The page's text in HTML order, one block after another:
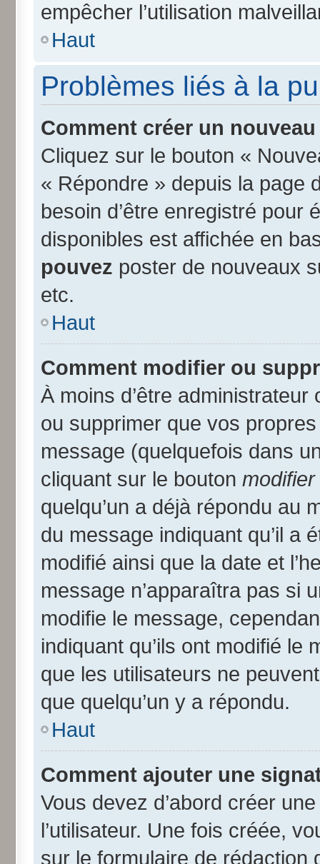
empêcher l’utilisation
Haut
Problèmes liés à la
Comment créer un
Cliquez sur le bouton «
« Répondre » depuis la page
besoin d’être enregistré pour
disponibles est affichée en
pouvez poster de nouveaux
etc.
Haut
Comment modifier ou
À moins d’être
ou supprimer que vos
message (quelquefois dans
cliquant sur le bouton modifier
quelqu’un a déjà répondu au
du message indiquant qu’il a
modifié ainsi que la date et
message n’apparaîtra pas si
modifie le message,
indiquant qu’ils ont modifié le
que les utilisateurs ne
que quelqu’un y a répondu.
Haut
Comment ajouter une
Vous devez d’abord créer
l’utilisateur. Une fois créée,
sur le formulaire de rédaction